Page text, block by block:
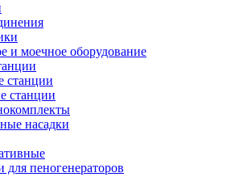
моечное оборудование
станции
станции
насадки
для пеногенераторов